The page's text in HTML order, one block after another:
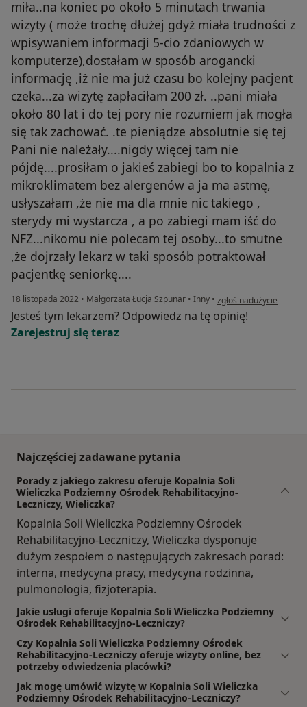
miła..na koniec po około 5 minutach trwania
wizyty ( może trochę dłużej gdyż miała trudności z
wpisywaniem informacji 5-cio zdaniowych w
komputerze),dostałam w sposób arogancki
informację ,iż nie ma już czasu bo kolejny pacjent
czeka...za wizytę zapłaciłam 200 zł. ..pani miała
około 80 lat i do tej pory nie rozumiem jak mogła
się tak zachować. .te pieniądze absolutnie się tej
Pani nie należały....nigdy więcej tam nie
pójdę....prosiłam o jakieś zabiegi bo to kopalnia z
mikroklimatem bez alergenów a ja ma astmę,
usłyszałam ,że nie ma dla mnie nic takiego ,
sterydy mi wystarcza , a po zabiegi mam iść do
NFZ...nikomu nie polecam tej osoby...to smutne
,że dojrzały lekarz w taki sposób potraktował
pacjentkę seniorkę....
18 listopada 2022 • Małgorzata Łucja Szpunar • Inny • w opinii użytkownika
zgłoś nadużycie
Jesteś tym lekarzem? Odpowiedz na tę opinię!
Zarejestruj się teraz
Najczęściej zadawane pytania
Porady z jakiego zakresu oferuje Kopalnia Soli
Wieliczka Podziemny Ośrodek Rehabilitacyjno-
Leczniczy, Wieliczka?
Kopalnia Soli Wieliczka Podziemny Ośrodek
Rehabilitacyjno-Leczniczy, Wieliczka dysponuje
dużym zespołem o następujących zakresach porad:
interna, medycyna pracy, medycyna rodzinna,
pulmonologia, fizjoterapia.
Jakie usługi oferuje Kopalnia Soli Wieliczka Podziemny
Ośrodek Rehabilitacyjno-Leczniczy?
Czy Kopalnia Soli Wieliczka Podziemny Ośrodek
Rehabilitacyjno-Leczniczy oferuje wizyty online, bez
potrzeby odwiedzenia placówki?
Jak mogę umówić wizytę w Kopalnia Soli Wieliczka
Podziemny Ośrodek Rehabilitacyjno-Leczniczy?